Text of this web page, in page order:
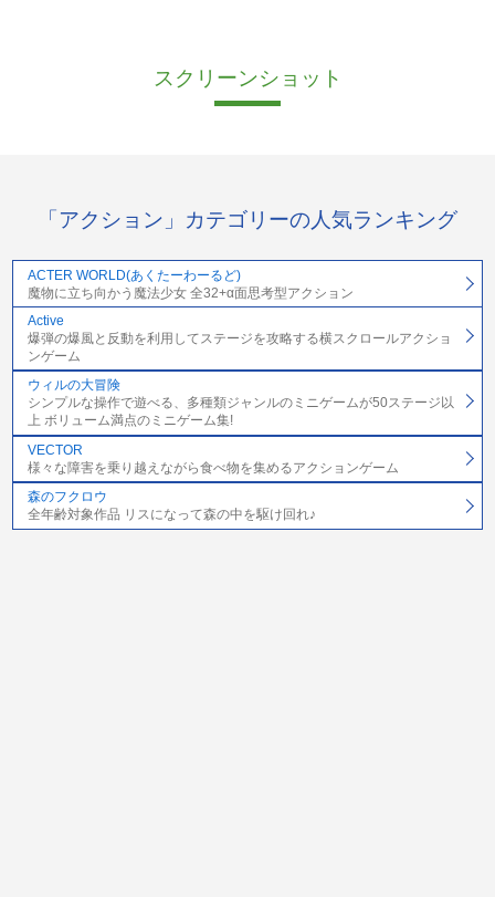
スクリーンショット
「アクション」カテゴリーの人気ランキング
ACTER WORLD(あくたーわーるど)
魔物に立ち向かう魔法少女 全32+α面思考型アクション
Active
爆弾の爆風と反動を利用してステージを攻略する横スクロールアクショ
ンゲーム
ウィルの大冒険
シンプルな操作で遊べる、多種類ジャンルのミニゲームが50ステージ以
上 ボリューム満点のミニゲーム集!
VECTOR
様々な障害を乗り越えながら食べ物を集めるアクションゲーム
森のフクロウ
全年齢対象作品 リスになって森の中を駆け回れ♪